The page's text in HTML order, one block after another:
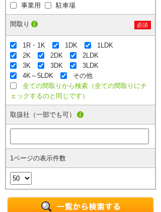
事業用
駐車場
間取り 必須
1R・1K 1DK
1LDK
2K
2DK
2LDK
3K
3DK
3LDK
4K～5LDK
その他
全ての間取りから検索（全ての間取りにチ
ェックするのと同じです）
取扱社（一部でも可）
1ページの表示件数